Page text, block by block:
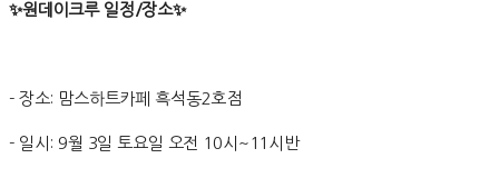
✨원데이크루 일정/장소✨
- 장소: 맘스하트카페 흑석동2호점
- 일시: 9월 3일 토요일 오전 10시~11시반